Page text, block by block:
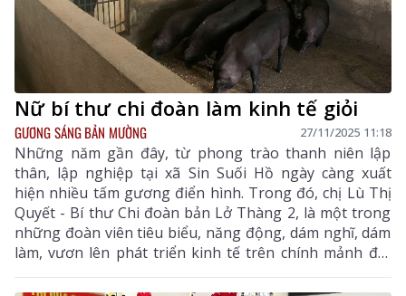
Nữ bí thư chi đoàn làm kinh tế giỏi
GƯƠNG SÁNG BẢN MƯỜNG 27/11/2025 11:18
Những năm gần đây, từ phong trào thanh niên lập
thân, lập nghiệp tại xã Sin Suối Hồ ngày càng xuất
hiện nhiều tấm gương điển hình. Trong đó, chị Lù Thị
Quyết - Bí thư Chi đoàn bản Lở Thàng 2, là một trong
những đoàn viên tiêu biểu, năng động, dám nghĩ, dám
làm, vươn lên phát triển kinh tế trên chính mảnh đất
quê hương.